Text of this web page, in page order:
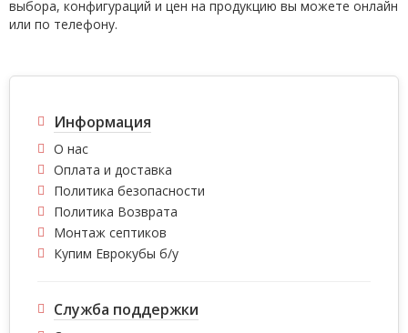
выбора, конфигураций и цен на продукцию вы можете онлайн
или по телефону.
Информация
О нас
Оплата и доставка
Политика безопасности
Политика Возврата
Монтаж септиков
Купим Еврокубы б/у
Служба поддержки